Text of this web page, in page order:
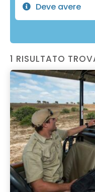
Deve avere
1 RISULTATO